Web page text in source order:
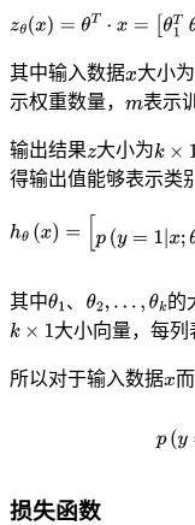
其中输入数据 大小为
示权重数量，
表示
输出结果 大小为
得输出值能够表示类
其中 、 的
大小向量，每列
所以对于输入数据
损失函数